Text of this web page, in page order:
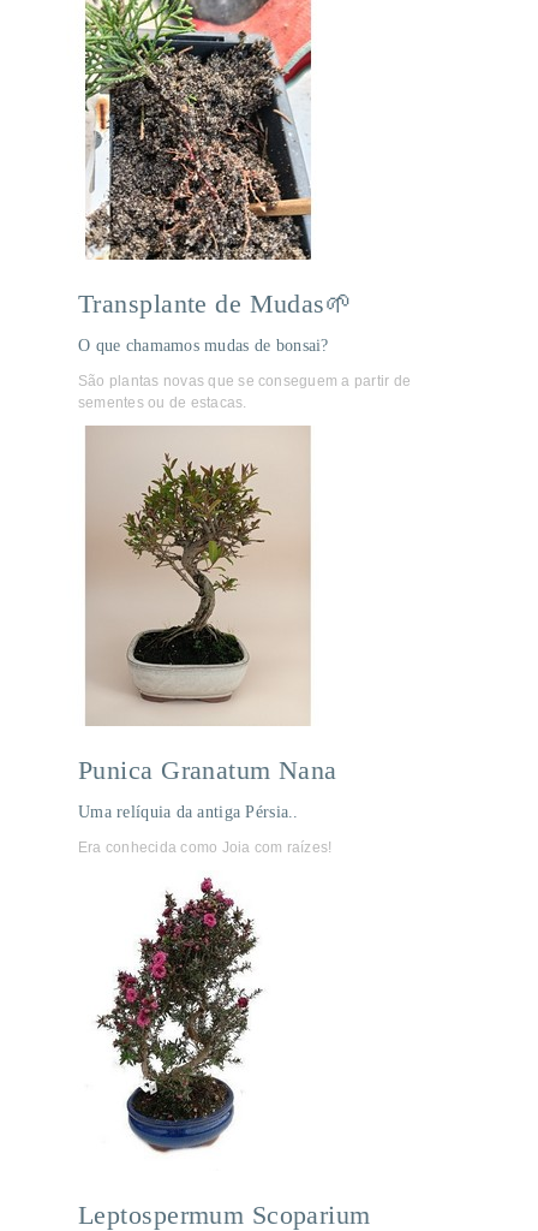
Transplante de Mudas🌱
O que chamamos mudas de bonsai?
São plantas novas que se conseguem a partir de
sementes ou de estacas.
Punica Granatum Nana
Uma relíquia da antiga Pérsia..
Era conhecida como Joia com raízes!
Leptospermum Scoparium